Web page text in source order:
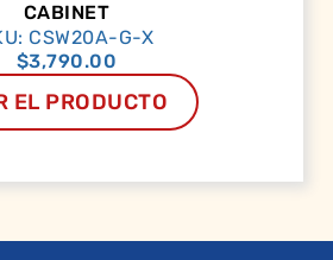
CABINET
CSW20A-G-X
$3,790.00
EL PRODUCTO